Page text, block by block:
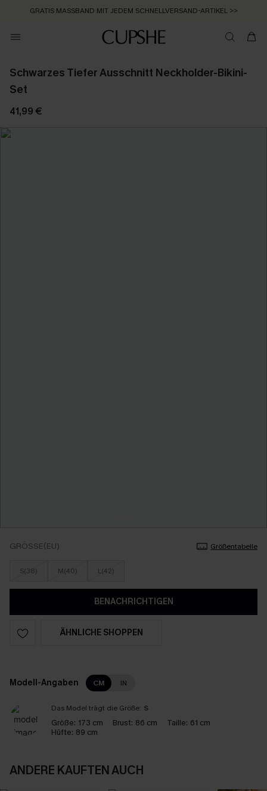
GRATIS MASSBAND MIT JEDEM SCHNELLVERSAND-ARTIKEL >>
Schwarzes Tiefer Ausschnitt Neckholder-Bikini-
Set
41,99 €
GRÖSSE(EU) Größentabelle
S(38) M(40) L(42)
BENACHRICHTIGEN
ÄHNLICHE SHOPPEN
Modell-Angaben CM IN
Das Model trägt die Größe: S
Größe: 173 cm Brust: 86 cm Taille: 61 cm
Hüfte: 89 cm
ANDERE KAUFTEN AUCH